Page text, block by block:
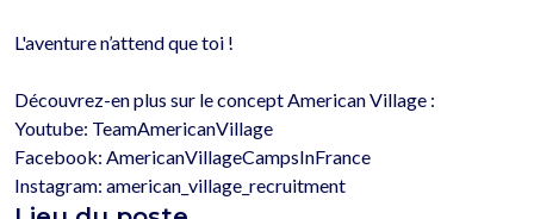
L'aventure n’attend que toi !
Découvrez-en plus sur le concept American Village :
Youtube: TeamAmericanVillage
Facebook: AmericanVillageCampsInFrance